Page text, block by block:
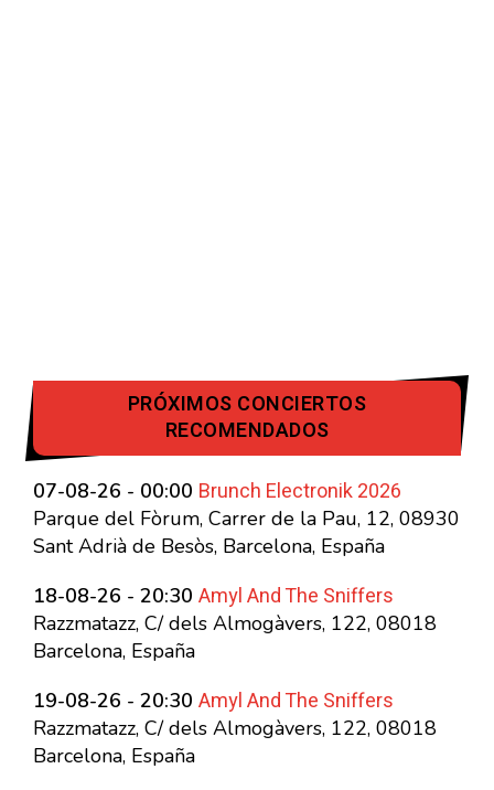
PRÓXIMOS CONCIERTOS
RECOMENDADOS
07-08-26 - 00:00 Brunch Electronik 2026
Parque del Fòrum, Carrer de la Pau, 12, 08930
Sant Adrià de Besòs, Barcelona, España
18-08-26 - 20:30 Amyl And The Sniffers
Razzmatazz, C/ dels Almogàvers, 122, 08018
Barcelona, España
19-08-26 - 20:30 Amyl And The Sniffers
Razzmatazz, C/ dels Almogàvers, 122, 08018
Barcelona, España